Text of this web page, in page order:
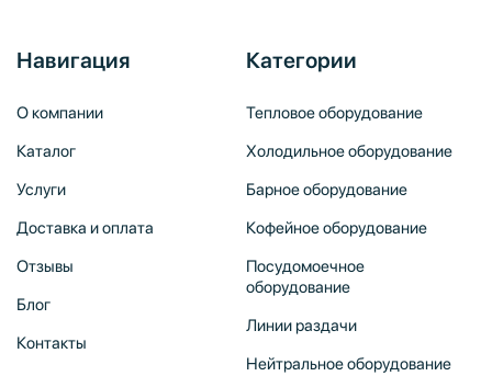
Навигация
О компании
Каталог
Услуги
Доставка и оплата
Отзывы
Блог
Контакты
Категории
Тепловое оборудование
Холодильное оборудование
Барное оборудование
Кофейное оборудование
Посудомоечное
оборудование
Линии раздачи
Нейтральное оборудование